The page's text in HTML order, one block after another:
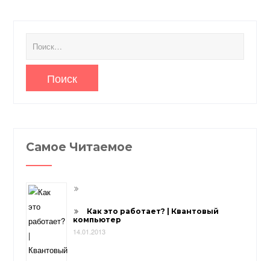
Самое Читаемое
Как это работает? | Квантовый
компьютер
14.01.2013